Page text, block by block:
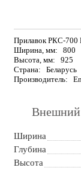
Прилавок РКС-
Ширина, мм:
800
Высота, мм:
925
Страна:
Беларусь
Производитель:
Внешний
Ширина
Глубина
Высота